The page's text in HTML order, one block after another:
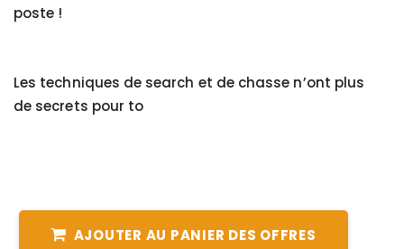
poste !
Les techniques de search et de chasse n’ont plus
de secrets pour to
AJOUTER AU PANIER DES OFFRES